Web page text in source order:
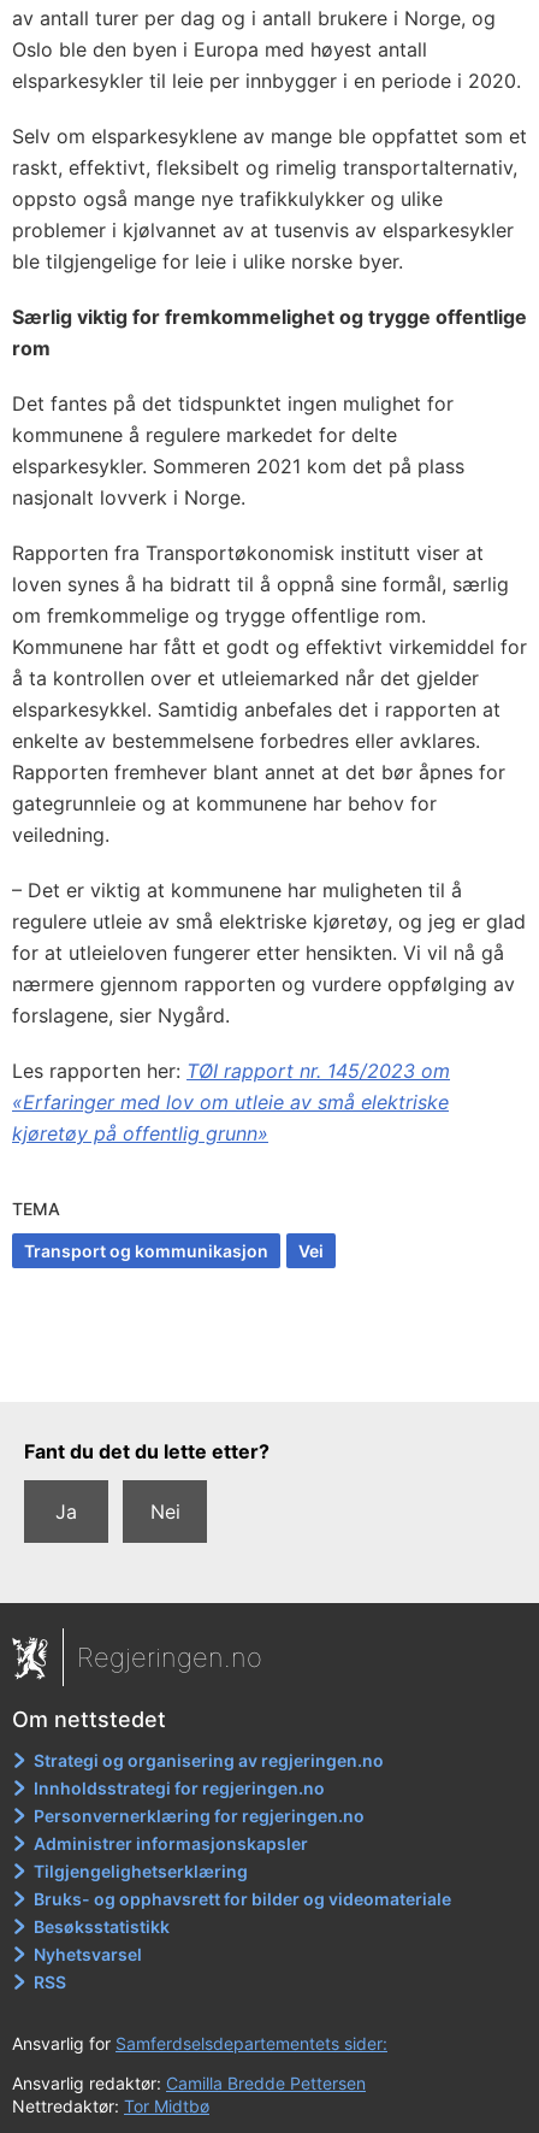
av antall turer per dag og i antall brukere i Norge, og
Oslo ble den byen i Europa med høyest antall
elsparkesykler til leie per innbygger i en periode i 2020.
Selv om elsparkesyklene av mange ble oppfattet som et
raskt, effektivt, fleksibelt og rimelig transportalternativ,
oppsto også mange nye trafikkulykker og ulike
problemer i kjølvannet av at tusenvis av elsparkesykler
ble tilgjengelige for leie i ulike norske byer.
Særlig viktig for fremkommelighet og trygge offentlige
rom
Det fantes på det tidspunktet ingen mulighet for
kommunene å regulere markedet for delte
elsparkesykler. Sommeren 2021 kom det på plass
nasjonalt lovverk i Norge.
Rapporten fra Transportøkonomisk institutt viser at
loven synes å ha bidratt til å oppnå sine formål, særlig
om fremkommelige og trygge offentlige rom.
Kommunene har fått et godt og effektivt virkemiddel for
å ta kontrollen over et utleiemarked når det gjelder
elsparkesykkel. Samtidig anbefales det i rapporten at
enkelte av bestemmelsene forbedres eller avklares.
Rapporten fremhever blant annet at det bør åpnes for
gategrunnleie og at kommunene har behov for
veiledning.
– Det er viktig at kommunene har muligheten til å
regulere utleie av små elektriske kjøretøy, og jeg er glad
for at utleieloven fungerer etter hensikten. Vi vil nå gå
nærmere gjennom rapporten og vurdere oppfølging av
forslagene, sier Nygård.
Les rapporten her: TØI rapport nr. 145/2023 om
«Erfaringer med lov om utleie av små elektriske
kjøretøy på offentlig grunn»
TEMA
Transport og kommunikasjon Vei
Tilbakemeldingsskjema
Fant du det du lette etter?
Ja Nei
Regjeringen.no
Om nettstedet
Strategi og organisering av regjeringen.no
Innholdsstrategi for regjeringen.no
Personvernerklæring for regjeringen.no
Administrer informasjonskapsler
Tilgjengelighetserklæring
Bruks- og opphavsrett for bilder og videomateriale
Besøksstatistikk
Nyhetsvarsel
RSS
Ansvarlig for Samferdselsdepartementets sider:
Ansvarlig redaktør: Camilla Bredde Pettersen
Nettredaktør: Tor Midtbø